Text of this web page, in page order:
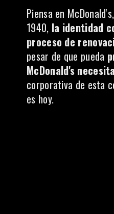
Piensa en
1940, la identidad
proceso de
pesar de que pueda
McDonald's
corporativa de esta
es hoy.